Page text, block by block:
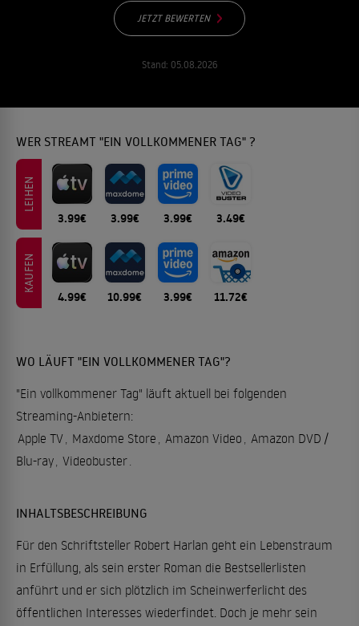
JETZT BEWERTEN
Stand: 05.08.2026
WER STREAMT "EIN VOLLKOMMENER TAG" ?
LEIHEN
3.99€ 3.99€ 3.99€ 3.49€
KAUFEN
4.99€ 10.99€ 3.99€ 11.72€
WO LÄUFT "EIN VOLLKOMMENER TAG"?
"Ein vollkommener Tag" läuft aktuell bei folgenden
Streaming-Anbietern:
Apple TV, Maxdome Store , Amazon Video , Amazon DVD /
Blu-ray, Videobuster.
INHALTSBESCHREIBUNG
Für den Schriftsteller Robert Harlan geht ein Lebenstraum
in Erfüllung, als sein erster Roman die Bestsellerlisten
anführt und er sich plötzlich im Scheinwerferlicht des
öffentlichen Interesses wiederfindet. Doch je mehr sein